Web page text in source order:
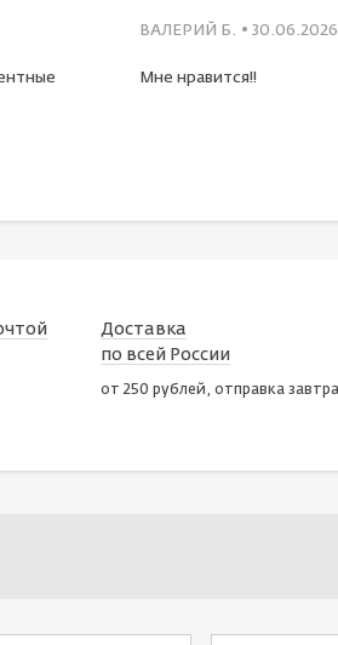
ВАЛЕРИЙ Б. • 30.06.2026
Мне нравится!!
Доставка
по всей России
от 250 рублей, отправка завтра